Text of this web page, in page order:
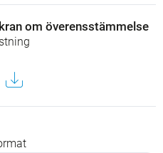
om överensstämmelse